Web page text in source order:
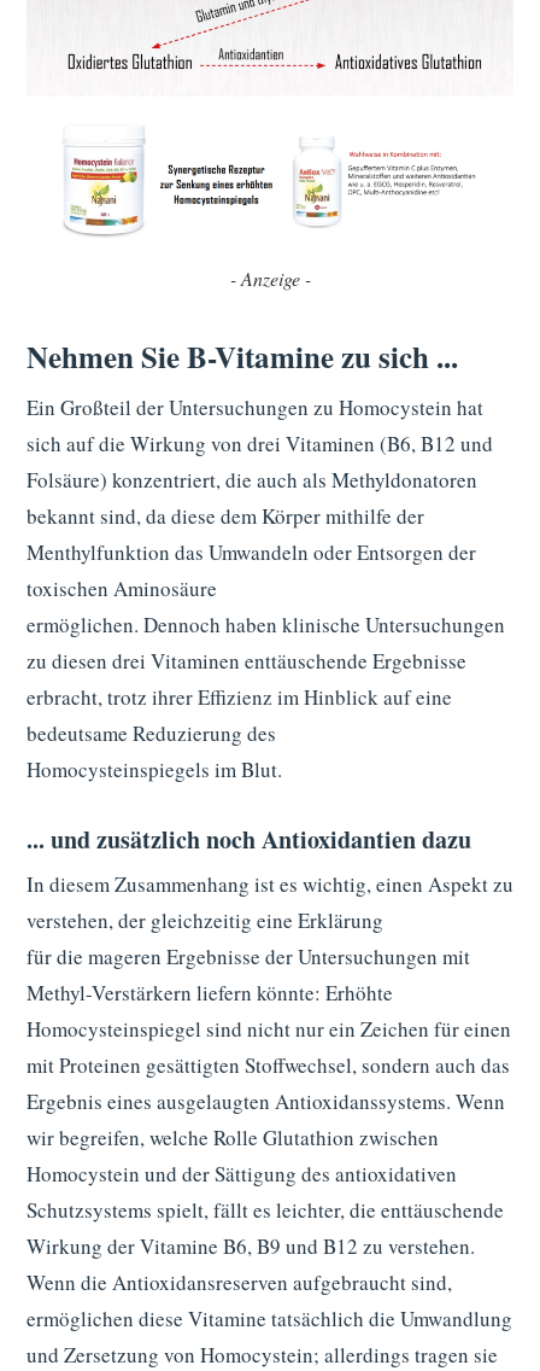
- Anzeige -
Nehmen Sie B-Vitamine zu sich ...
Ein Großteil der Untersuchungen zu Homocystein hat
sich auf die Wirkung von drei Vitaminen (B6, B12 und
Folsäure) konzentriert, die auch als Methyldonatoren
bekannt sind, da diese dem Körper mithilfe der
Menthylfunktion das Umwandeln oder Entsorgen der
toxischen Aminosäure
ermöglichen. Dennoch haben klinische Untersuchungen
zu diesen drei Vitaminen enttäuschende Ergebnisse
erbracht, trotz ihrer Effizienz im Hinblick auf eine
bedeutsame Reduzierung des
Homocysteinspiegels im Blut.
... und zusätzlich noch Antioxidantien dazu
In diesem Zusammenhang ist es wichtig, einen Aspekt zu
verstehen, der gleichzeitig eine Erklärung
für die mageren Ergebnisse der Untersuchungen mit
Methyl-Verstärkern liefern könnte: Erhöhte
Homocysteinspiegel sind nicht nur ein Zeichen für einen
mit Proteinen gesättigten Stoffwechsel, sondern auch das
Ergebnis eines ausgelaugten Antioxidanssystems. Wenn
wir begreifen, welche Rolle Glutathion zwischen
Homocystein und der Sättigung des antioxidativen
Schutzsystems spielt, fällt es leichter, die enttäuschende
Wirkung der Vitamine B6, B9 und B12 zu verstehen.
Wenn die Antioxidansreserven aufgebraucht sind,
ermöglichen diese Vitamine tatsächlich die Umwandlung
und Zersetzung von Homocystein; allerdings tragen sie